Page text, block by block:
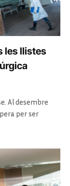
les llistes
Al desembre
per ser